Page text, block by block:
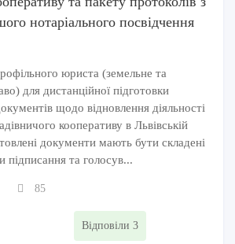
нотаріального посвідчення
юриста (земельне та
для дистанційної підготовки
щодо відновлення діяльності
кооперативу в Львівській
документи мають бути складені
підписання та голосув...
85
Відповіли 3